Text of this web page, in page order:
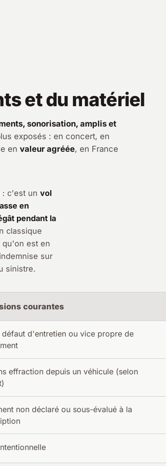
et du matériel
sonorisation, amplis et
exposés : en concert, en
en valeur agréée, en France
: c'est un vol
en
pendant la
classique
qu'on est en
sur
sinistre.
courantes
défaut d'entretien ou vice propre de
effraction depuis un véhicule (selon
non déclaré ou sous-évalué à la